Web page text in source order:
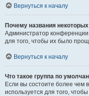
Вернуться к началу
Почему названия
Администратор конференции
для того, чтобы их было
Вернуться к началу
Что такое группа по
Если вы состоите более чем
используется для того,